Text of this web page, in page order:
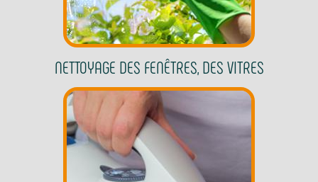
NETTOYAGE DES FENÊTRES, DES VITRES